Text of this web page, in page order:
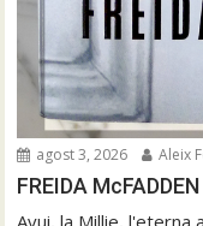
agost 3, 2026 Aleix
FREIDA McFADDEN